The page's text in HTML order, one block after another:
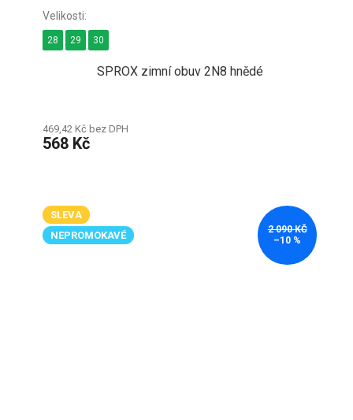
SPROX zimní obuv 2N8 hnědé
469,42 Kč bez DPH
568 Kč
28 29 30
SLEVA
NEPROMOKAVÉ
2 090 KČ
–10 %